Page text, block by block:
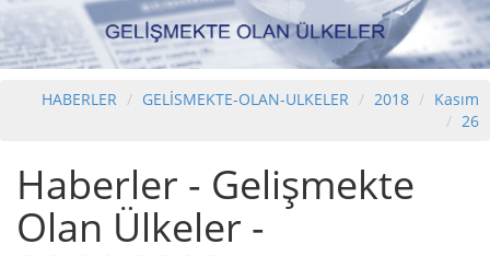
HABERLER GELİSMEKTE-OLAN-ULKELER 2018
Kasım
26
Haberler - Gelişmekte
Olan Ülkeler -